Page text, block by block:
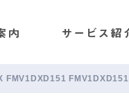
FMV1DXD151 FMV1DXD151